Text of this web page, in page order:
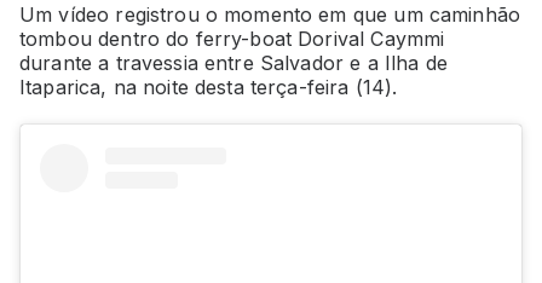
Um vídeo registrou o momento em que um caminhão
tombou dentro do ferry-boat Dorival Caymmi
durante a travessia entre Salvador e a Ilha de
Itaparica, na noite desta terça-feira (14).